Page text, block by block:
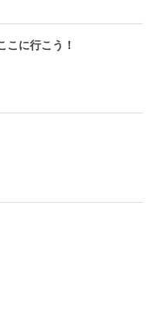
こに行こう！